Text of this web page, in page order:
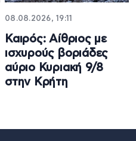
08.08.2026, 19:11
Καιρός: Αίθριος με
ισχυρούς βοριάδες
αύριο Κυριακή 9/8
στην Κρήτη